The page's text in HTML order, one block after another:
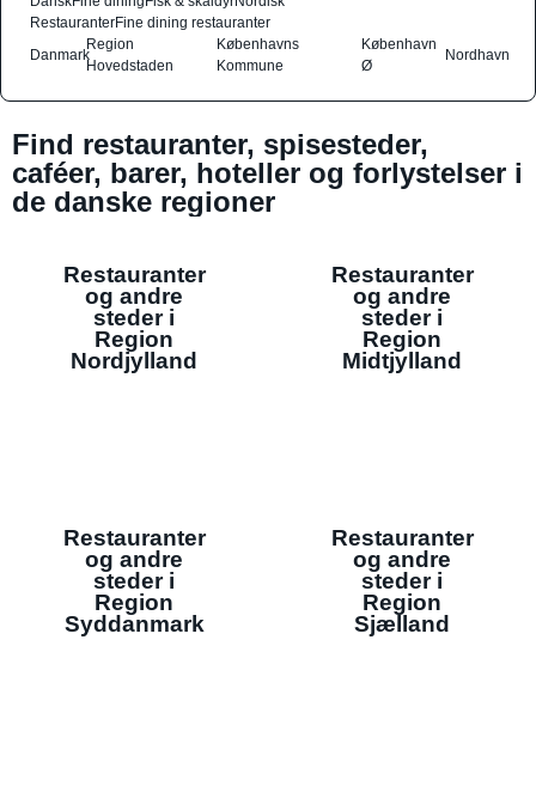
RestauranterFine dining restauranter
Danmark
Region
Hovedstaden
Københavns
Kommune
København
Ø
Nordhavn
Find restauranter, spisesteder,
caféer, barer, hoteller og forlystelser i
de danske regioner
Restauranter
og andre
steder i
Region
Nordjylland
Restauranter
og andre
steder i
Region
Midtjylland
Restauranter
og andre
steder i
Region
Syddanmark
Restauranter
og andre
steder i
Region
Sjælland